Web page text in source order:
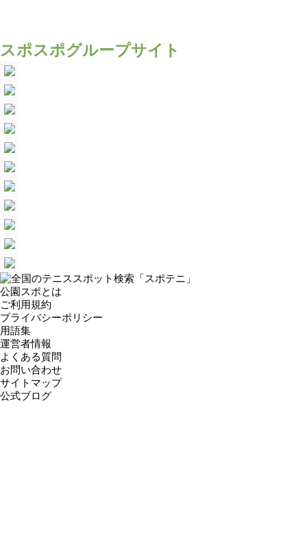
スポスポグループサイト
公園スポとは
ご利用規約
プライバシーポリシー
用語集
運営者情報
よくある質問
お問い合わせ
サイトマップ
公式ブログ